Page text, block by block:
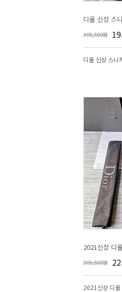
디올 신상 스
305,500원
디올 신상 스니
2021신상 디
305,500원
2021신상 디올